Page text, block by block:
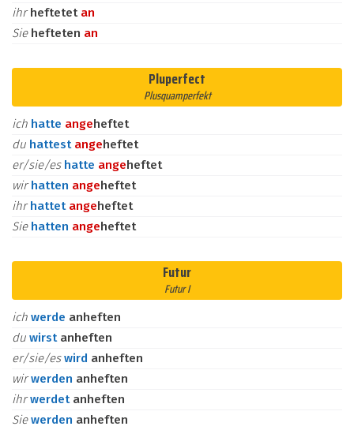
ihrheftetet an
Sie hefteten an
Pluperfect
Plusquamperfekt
ich hatte angeheftet
du hattest angeheftet
er/sie/es hatte angeheftet
wirhatten angeheftet
ihrhattet angeheftet
Sie hatten angeheftet
Futur
Futur I
ich werde anheften
du wirst anheften
er/sie/eswird anheften
wirwerden anheften
ihrwerdet anheften
Siewerden anheften